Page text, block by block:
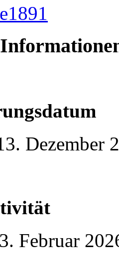
Dezember
Februar